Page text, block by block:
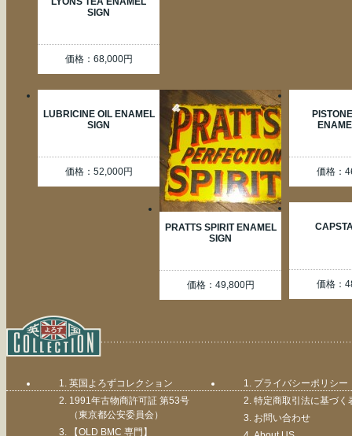
SIGN
価格：68,000円
LUBRICINE OIL ENAMEL
SIGN
価格：52,000円
PRATTS SPIRIT ENAMEL
SIGN
価格：49,800円
価格：
価格：
英国よろずコレクション
1991年古物商許可証 第53号
（東京都公安委員会）
【OLD BMC 専門】
プライバシーポリシー
特定商取引法に基づく
お問い合わせ